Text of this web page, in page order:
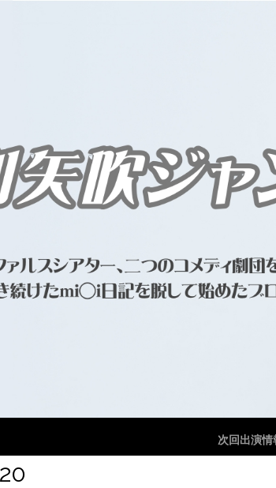
メニュ
コンテンツへス
次回出演情